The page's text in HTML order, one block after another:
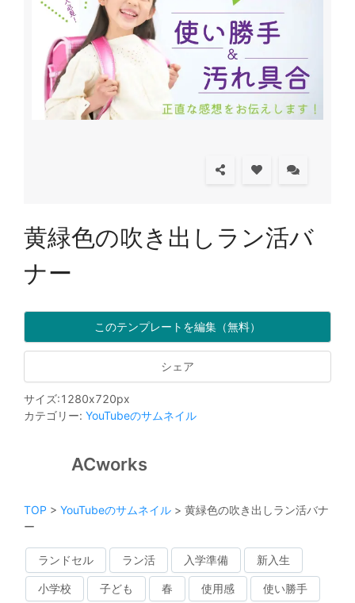
黄緑色の吹き出しラン活バ
ナー
このテンプレートを編集（無料）
シェア
サイズ:1280x720px
カテゴリー: YouTubeのサムネイル
ACworks
TOP > YouTubeのサムネイル > 黄緑色の吹き出しラン活バナ
ー
ランドセル ラン活 入学準備 新入生
小学校 子ども 春 使用感 使い勝手